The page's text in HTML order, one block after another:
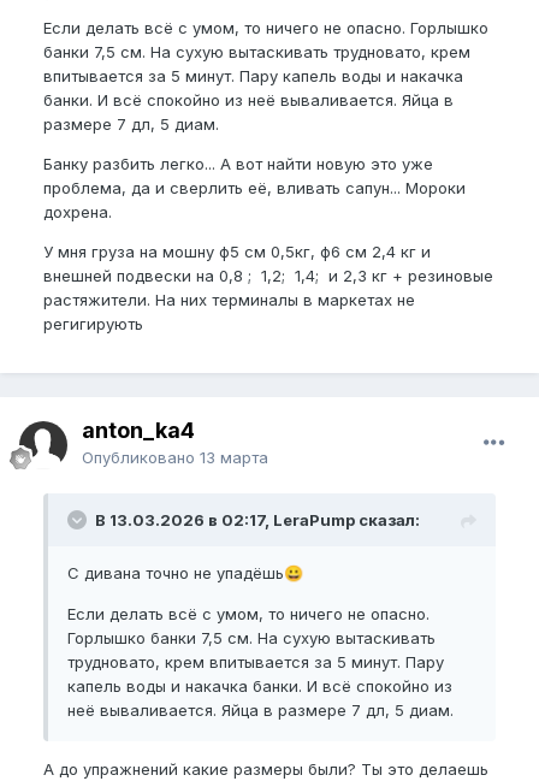
Если делать всё с умом, то ничего не опасно. Горлышко
банки 7,5 см. На сухую вытаскивать трудновато, крем
впитывается за 5 минут. Пару капель воды и накачка
банки. И всё спокойно из неё вываливается. Яйца в
размере 7 дл, 5 диам.
Банку разбить легко... А вот найти новую это уже
проблема, да и сверлить её, вливать сапун... Мороки
дохрена.
У мня груза на мошну ф5 см 0,5кг, ф6 см 2,4 кг и
внешней подвески на 0,8 ; 1,2; 1,4; и 2,3 кг + резиновые
растяжители. На них терминалы в маркетах не
регигирують
anton_ka4
Опубликовано 13 марта
В 13.03.2026 в 02:17, LeraPump сказал:
С дивана точно не упадёшь😀
Если делать всё с умом, то ничего не опасно.
Горлышко банки 7,5 см. На сухую вытаскивать
трудновато, крем впитывается за 5 минут. Пару
капель воды и накачка банки. И всё спокойно из
неё вываливается. Яйца в размере 7 дл, 5 диам.
А до упражнений какие размеры были? Ты это делаешь